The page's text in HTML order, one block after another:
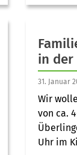
in der
31. Januar
Wir
von ca.
Uhr im